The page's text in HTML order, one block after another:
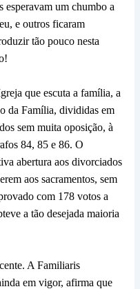
esperavam um chumbo a
e outros ficaram
tão pouco nesta
que escuta a família, a
da Família, divididas em
sem muita oposição, à
84, 85 e 86. O
abertura aos divorciados
aos sacramentos, sem
com 178 votos a
a tão desejada maioria
A Familiaris
em vigor, afirma que